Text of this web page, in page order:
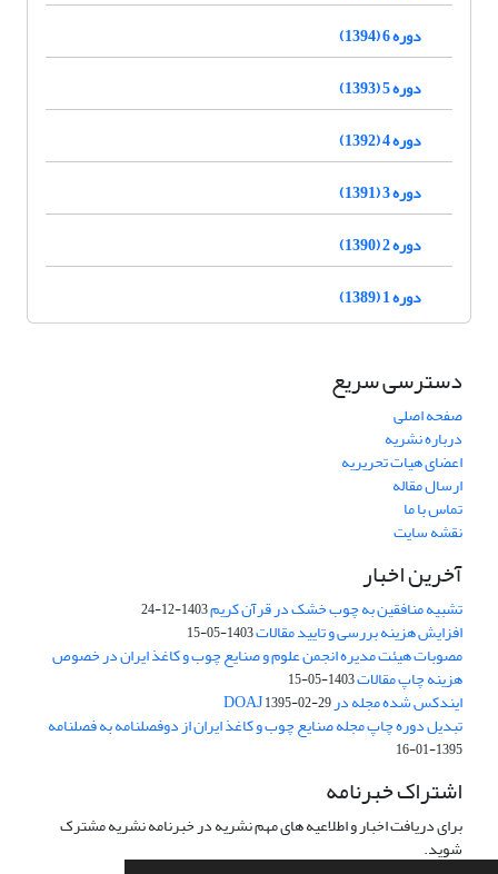
دوره 6 (1394)
دوره 5 (1393)
دوره 4 (1392)
دوره 3 (1391)
دوره 2 (1390)
دوره 1 (1389)
دسترسی سریع
صفحه اصلی
درباره نشریه
اعضای هیات تحریریه
ارسال مقاله
تماس با ما
نقشه سایت
آخرین اخبار
تشبیه منافقین به چوب خشک در قرآن کریم1403-12-24
افزایش هزینه بررسی و تایید مقالات1403-05-15
مصوبات هیئت مدیره انجمن علوم و صنایع چوب و کاغذ ایران در خصوص
هزینه چاپ مقالات1403-05-15
ایندکس شده مجله در DOAJ1395-02-29
تبدیل دوره چاپ مجله صنایع چوب و کاغذ ایران از دوفصلنامه به فصلنامه
1395-01-16
اشتراک خبرنامه
برای دریافت اخبار و اطلاعیه های مهم نشریه در خبرنامه نشریه مشترک
شوید.